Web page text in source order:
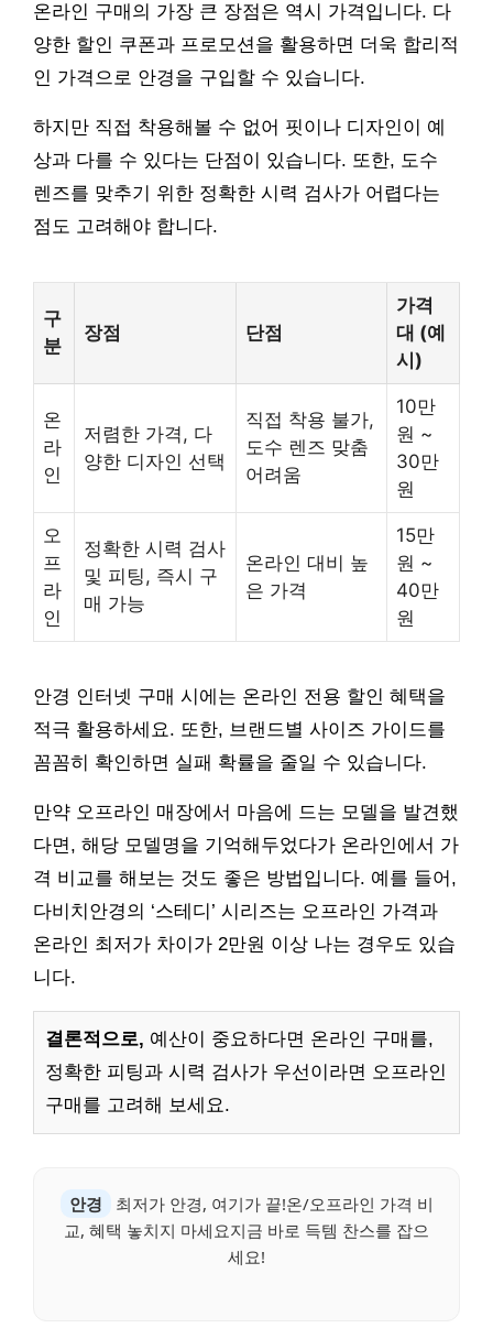
온라인 구매의 가장 큰 장점은 역시 가격입니다. 다
양한 할인 쿠폰과 프로모션을 활용하면 더욱 합리적
인 가격으로 안경을 구입할 수 있습니다.
하지만 직접 착용해볼 수 없어 핏이나 디자인이 예
상과 다를 수 있다는 단점이 있습니다. 또한, 도수
렌즈를 맞추기 위한 정확한 시력 검사가 어렵다는
점도 고려해야 합니다.
구
분
장점 단점
가격
대 (예
시)
온
라
인
저렴한 가격, 다
양한 디자인 선택
직접 착용 불가,
도수 렌즈 맞춤
어려움
10만
원 ~
30만
원
오
프
라
인
정확한 시력 검사
및 피팅, 즉시 구
매 가능
온라인 대비 높
은 가격
15만
원 ~
40만
원
안경 인터넷 구매 시에는 온라인 전용 할인 혜택을
적극 활용하세요. 또한, 브랜드별 사이즈 가이드를
꼼꼼히 확인하면 실패 확률을 줄일 수 있습니다.
만약 오프라인 매장에서 마음에 드는 모델을 발견했
다면, 해당 모델명을 기억해두었다가 온라인에서 가
격 비교를 해보는 것도 좋은 방법입니다. 예를 들어,
다비치안경의 ‘스테디’ 시리즈는 오프라인 가격과
온라인 최저가 차이가 2만원 이상 나는 경우도 있습
니다.
결론적으로, 예산이 중요하다면 온라인 구매를,
정확한 피팅과 시력 검사가 우선이라면 오프라인
구매를 고려해 보세요.
안경
최저가 안경, 여기가 끝!온/오프라인 가격 비
교, 혜택 놓치지 마세요지금 바로 득템 찬스를 잡으
세요!